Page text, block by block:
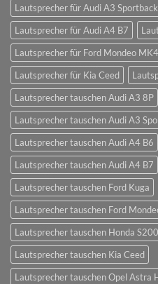
Lautsprecher für Audi A3 Sportback
Lautsprecher für Audi A4 B7
Lautsprecher für Ford Mondeo MK4
Lautsprecher für Kia Ceed
Lautsprecher tauschen Audi A3 8P
Lautsprecher tauschen Audi A3
Lautsprecher tauschen Audi A4 B6
Lautsprecher tauschen Audi A4 B7
Lautsprecher tauschen Ford Kuga
Lautsprecher tauschen Ford
Lautsprecher tauschen Honda
Lautsprecher tauschen Kia Ceed
Lautsprecher tauschen Opel Astra